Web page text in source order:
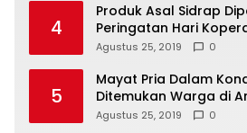
4
Produk Asal Sidrap
Peringatan Hari
Agustus 25, 2019 0
5
Mayat Pria Dalam
Ditemukan Warga di
Sidoarjo
Agustus 25, 2019 0